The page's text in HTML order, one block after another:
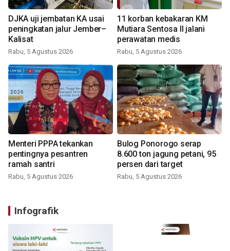
DJKA uji jembatan KA usai
peningkatan jalur Jember–
Kalisat
Rabu, 5 Agustus 2026
11 korban kebakaran KM
Mutiara Sentosa II jalani
perawatan medis
Rabu, 5 Agustus 2026
Menteri PPPA tekankan
pentingnya pesantren
ramah santri
Rabu, 5 Agustus 2026
Bulog Ponorogo serap
8.600 ton jagung petani, 95
persen dari target
Rabu, 5 Agustus 2026
Infografik